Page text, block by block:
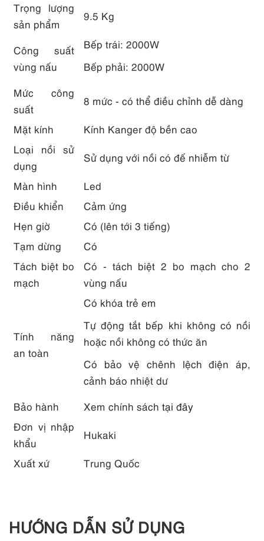
Trọng lượng
sản phẩm
9.5 Kg
Công suất
vùng nấu
Bếp trái: 2000W
Bếp phải: 2000W
Mức công
suất
8 mức - có thể điều chỉnh dễ dàng
Mặt kính
Kính Kanger độ bền cao
Loại nồi sử
dụng
Sử dụng với nồi có đế nhiễm từ
Màn hình
Led
Điều khiển
Cảm ứng
Hẹn giờ
Có (lên tới 3 tiếng)
Tạm dừng
Có
Tách biệt bo
mạch
Có - tách biệt 2 bo mạch cho 2
vùng nấu
Tính năng
an toàn
Có khóa trẻ em
Tự động tắt bếp khi không có nồi
hoặc nồi không có thức ăn
Có bảo vệ chênh lệch điện áp,
cảnh báo nhiệt dư
Bảo hành
Xem chính sách tại đây
Đơn vị nhập
khẩu
Hukaki
Xuất xứ Trung Quốc
HƯỚNG DẪN SỬ DỤNG